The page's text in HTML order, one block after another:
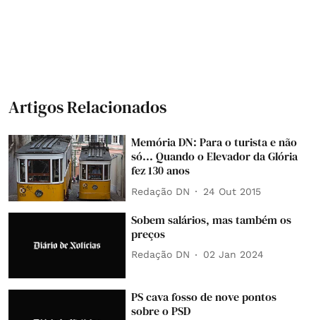
Artigos Relacionados
Memória DN: Para o turista e não
só... Quando o Elevador da Glória
fez 130 anos
Redação DN 24 Out 2015
Sobem salários, mas também os
preços
Redação DN 02 Jan 2024
PS cava fosso de nove pontos
sobre o PSD